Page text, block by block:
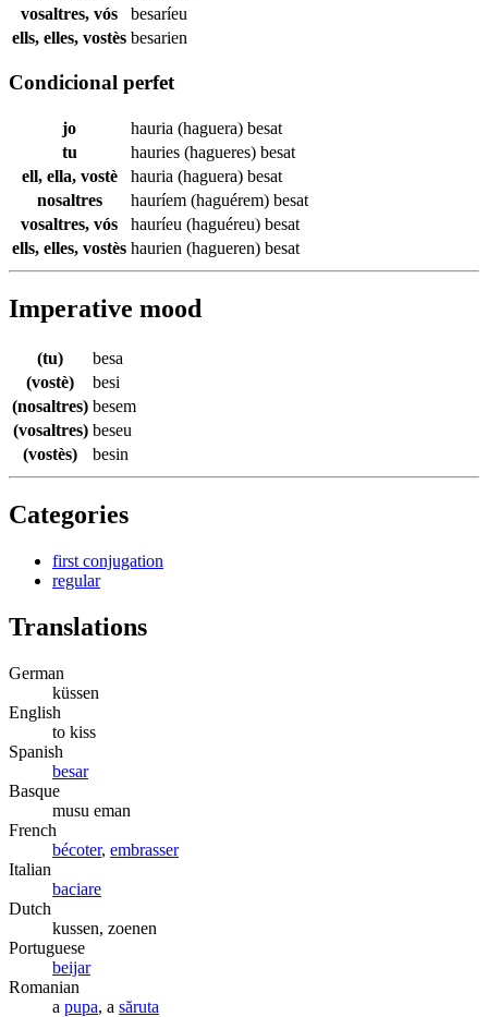
vosaltres, vós
besaríeu
ells, elles, vostès besarien
Condicional perfet
jo hauria (haguera) besat
tu
hauries (hagueres) besat
ell, ella, vostè
hauria (haguera) besat
nosaltres
hauríem (haguérem) besat
vosaltres, vós
hauríeu (haguéreu) besat
ells, elles, vostès haurien (hagueren) besat
Imperative mood
(tu)
besa
(vostè)
besi
(nosaltres) besem
(vosaltres) beseu
(vostès)
besin
Categories
first conjugation
regular
Translations
German
küssen
English
to kiss
Spanish
besar
Basque
musu eman
French
bécoter, embrasser
Italian
baciare
Dutch
kussen, zoenen
Portuguese
beijar
Romanian
a pupa, a săruta